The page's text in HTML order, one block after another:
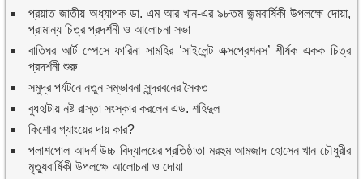
প্রয়াত জাতীয় অধ্যাপক ডা. এম আর খান-এর ৯৮তম জন্মবার্ষিকী উপলক্ষে দোয়া,
প্রামান্য চিত্র প্রদর্শনী ও আলোচনা সভা
বাতিঘর আর্ট স্পেসে ফারিনা সামহির ‘সাইলেন্ট এক্সপ্রেশনস’ শীর্ষক একক চিত্র
প্রদর্শনী শুরু
সমুদ্র পর্যটনে নতুন সম্ভাবনা সুন্দরবনের সৈকত
বুধহাটায় নষ্ট রাস্তা সংস্কার করলেন এড. শহিদুল
কিশোর গ্যাংয়ের দায় কার?
পলাশপোল আদর্শ উচ্চ বিদ্যালয়ের প্রতিষ্ঠাতা মরহুম আমজাদ হোসেন খান চৌধুরীর
মৃত্যুবার্ষিকী উপলক্ষে আলোচনা ও দোয়া